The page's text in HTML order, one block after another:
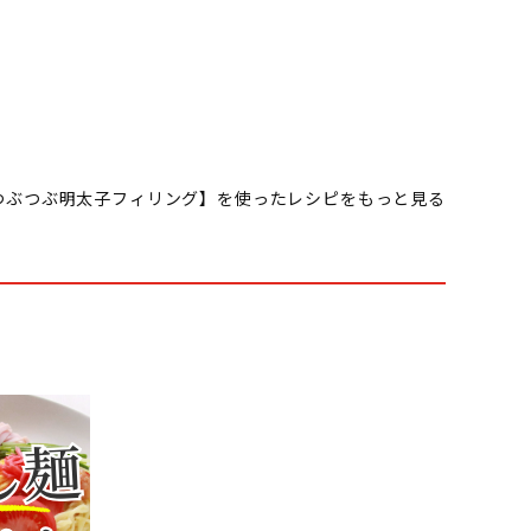
ぶつぶ明太子フィリング】を使ったレシピをもっと見る